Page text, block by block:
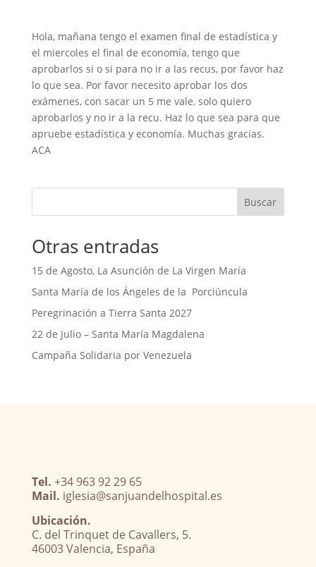
Hola, mañana tengo el examen final de estadística y
el miercoles el final de economía, tengo que
aprobarlos si o si para no ir a las recus, por favor haz
lo que sea. Por favor necesito aprobar los dos
exámenes, con sacar un 5 me vale, solo quiero
aprobarlos y no ir a la recu. Haz lo que sea para que
apruebe estadística y economía. Muchas gracias.
ACA
Buscar
Otras entradas
15 de Agosto, La Asunción de La Virgen María
Santa María de los Ángeles de la Porciúncula
Peregrinación a Tierra Santa 2027
22 de Julio – Santa María Magdalena
Campaña Solidaria por Venezuela
Tel. +34 963 92 29 65
Mail. iglesia@sanjuandelhospital.es
Ubicación.
C. del Trinquet de Cavallers, 5.
46003 Valencia, España